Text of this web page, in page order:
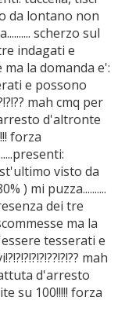
da lontano non
scherzo sul
indagati e
la domanda e':
e possono
mah cmq per
d'altronte
forza
visto da
) mi puzza..........
dei tre
ma la
tesserati e
mah
d'arresto
su 100!!!!! forza